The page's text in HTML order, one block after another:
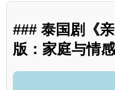
### 泰国剧《
版：家庭与情